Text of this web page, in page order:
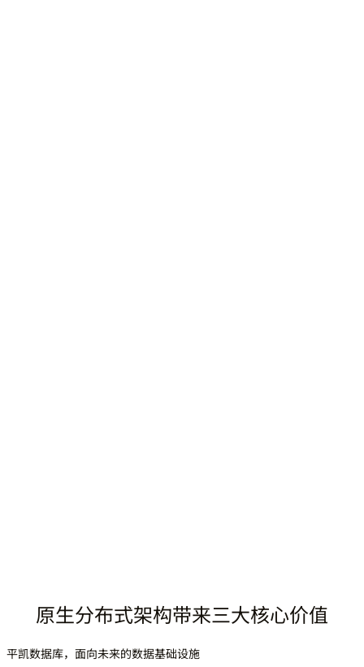
原生分布式架构带来三大核心价值
平凯数据库，面向未来的数据基础设施